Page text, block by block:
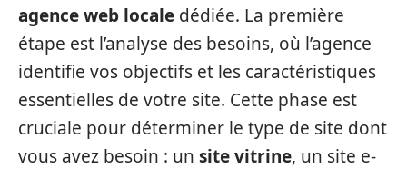
agence web locale dédiée. La première
étape est l’analyse des besoins, où l’agence
identifie vos objectifs et les caractéristiques
essentielles de votre site. Cette phase est
cruciale pour déterminer le type de site dont
vous avez besoin : un site vitrine, un site e-